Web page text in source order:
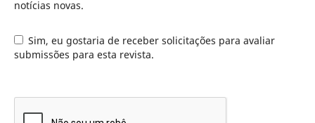
notícias novas.
Sim, eu gostaria de receber solicitações para avaliar
submissões para esta revista.